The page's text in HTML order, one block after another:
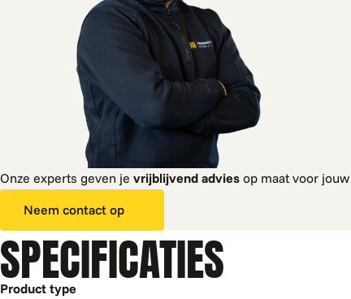
Onze experts geven je vrijblijvend advies op maat voor
Neem contact op
SPECIFICATIES
Product type